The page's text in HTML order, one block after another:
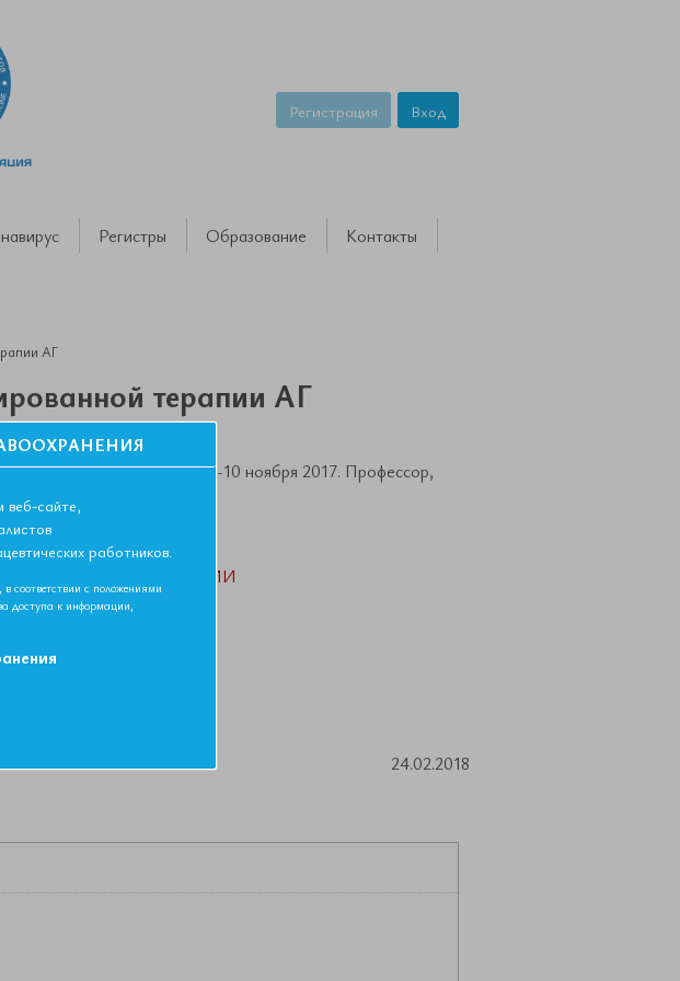
Регистрация Вход
Регистры Образование Контакты
АГ
терапии АГ
Республика Татарстан 09-10 ноября 2017. Профессор,
ЧЛЕНАМ АССОЦИАЦИИ
авторизируйтесь
24.02.2018
веб-сайте,
работников.
соответствии с положениями
доступа к информации,